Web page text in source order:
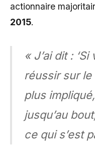
actionnaire
2015.
« J’ai dit :
réussir sur
plus
jusqu’au
ce qui s’est